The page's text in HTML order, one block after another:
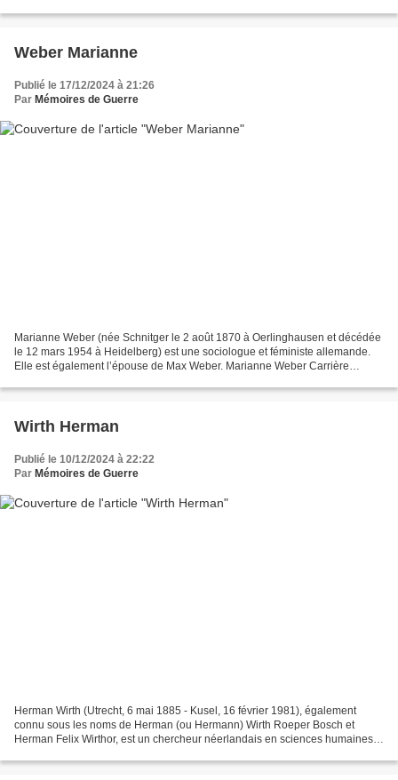
Weber Marianne
Publié le 17/12/2024 à 21:26
Par Mémoires de Guerre
Marianne Weber (née Schnitger le 2 août 1870 à Oerlinghausen et décédée
le 12 mars 1954 à Heidelberg) est une sociologue et féministe allemande.
Elle est également l’épouse de Max Weber. Marianne Weber Carrière
Wirth Herman
Publié le 10/12/2024 à 22:22
Par Mémoires de Guerre
Herman Wirth (Utrecht, 6 mai 1885 - Kusel, 16 février 1981), également
connu sous les noms de Herman (ou Hermann) Wirth Roeper Bosch et
Herman Felix Wirthor, est un chercheur néerlandais en sciences humaines